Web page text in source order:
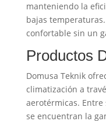
manteniendo la
bajas
confortable sin un
Productos
Domusa Teknik
climatización a
aerotérmicas.
se encuentran la